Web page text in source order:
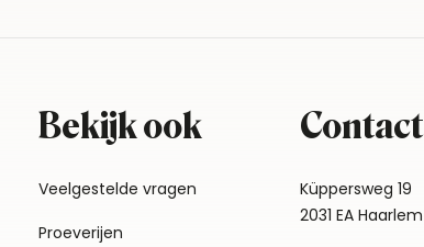
Bekijk ook
Veelgestelde vragen
Proeverijen
Contact
Küppersweg 19
2031 EA Haarlem